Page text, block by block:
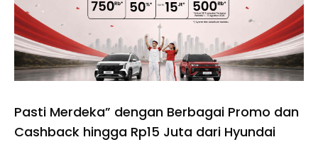
Pasti Merdeka” dengan Berbagai Promo dan
Cashback hingga Rp15 Juta dari Hyundai